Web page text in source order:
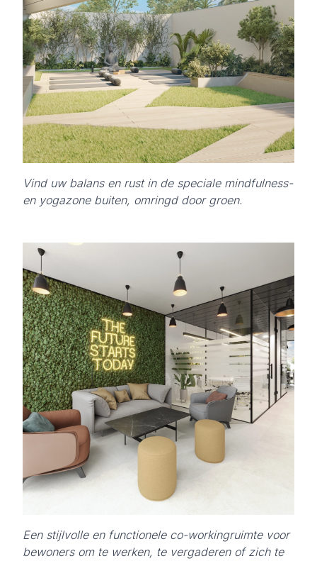
Vind uw balans en rust in de speciale mindfulness-
en yogazone buiten, omringd door groen.
Een stijlvolle en functionele co-workingruimte voor
bewoners om te werken, te vergaderen of zich te